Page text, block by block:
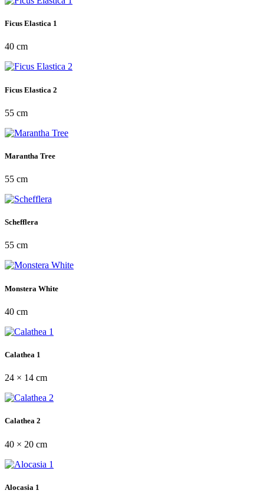
Ficus Elastica 1
40 cm
Ficus Elastica 2
55 cm
Marantha Tree
55 cm
Schefflera
55 cm
Monstera White
40 cm
Calathea 1
24 × 14 cm
Calathea 2
40 × 20 cm
Alocasia 1